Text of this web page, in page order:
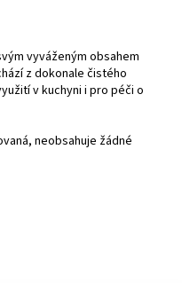
vyváženým obsahem
z dokonale čistého
v kuchyni i pro péči o
neobsahuje žádné